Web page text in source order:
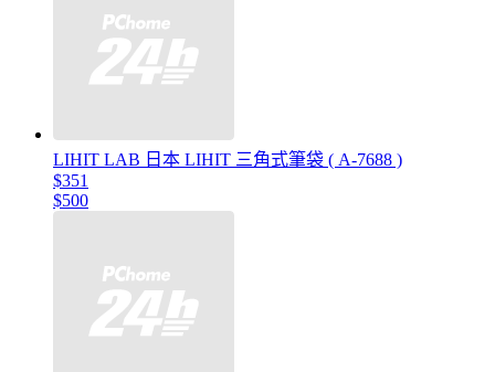
LIHIT LAB 日本 LIHIT 三角式筆袋 ( A-7688 )
$351
$500